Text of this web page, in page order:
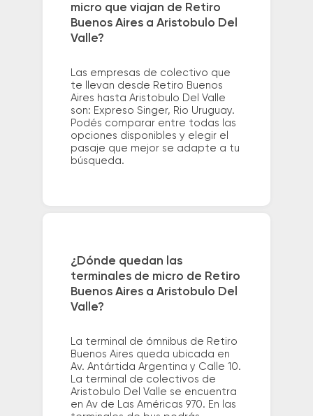
micro que viajan de Retiro
Buenos Aires a Aristobulo Del
Valle?
Las empresas de colectivo que
te llevan desde Retiro Buenos
Aires hasta Aristobulo Del Valle
son: Expreso Singer, Rio Uruguay.
Podés comparar entre todas las
opciones disponibles y elegir el
pasaje que mejor se adapte a tu
búsqueda.
¿Dónde quedan las
terminales de micro de Retiro
Buenos Aires a Aristobulo Del
Valle?
La terminal de ómnibus de Retiro
Buenos Aires queda ubicada en
Av. Antártida Argentina y Calle 10.
La terminal de colectivos de
Aristobulo Del Valle se encuentra
en Av de Las Américas 970. En las